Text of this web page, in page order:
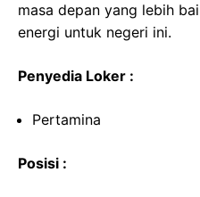
masa depan yang lebih
energi untuk negeri ini.
Penyedia Loker :
Pertamina
Posisi :